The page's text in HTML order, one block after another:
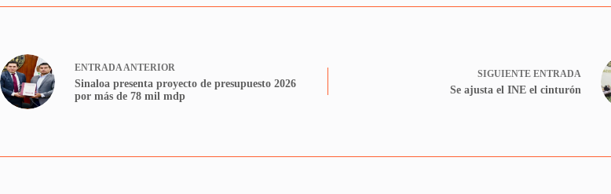
ENTRADAANTERIOR
Sinaloa presenta proyecto de presupuesto 2026
por más de 78 mil mdp
SIGUIENTE ENTRADA
Se ajusta el INE el cinturón